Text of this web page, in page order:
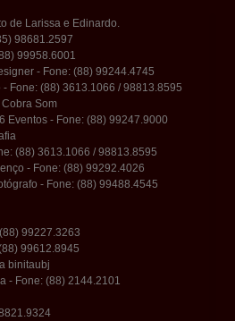
de Larissa e Edinardo.
98681.2597
99958.6001
- Fone: (88) 99244.4745
Fone: (88) 3613.1066 / 98813.8595
Som
Eventos - Fone: (88) 99247.9000
(88) 3613.1066 / 98813.8595
- Fone: (88) 99292.4026
- Fone: (88) 99488.4545
99227.3263
99612.8945
binitaubj
- Fone: (88) 2144.2101